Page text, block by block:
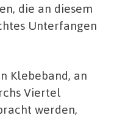
die an diesem
Unterfangen
Klebeband, an
Viertel
werden,